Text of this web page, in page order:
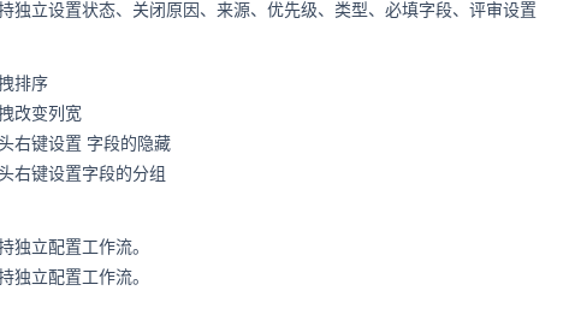
独立设置状态、关闭原因、来源、优先级、类型、必填字段、评审设置
排序
改变列宽
右键设置 字段的隐藏
右键设置字段的分组
独立配置工作流。
独立配置工作流。